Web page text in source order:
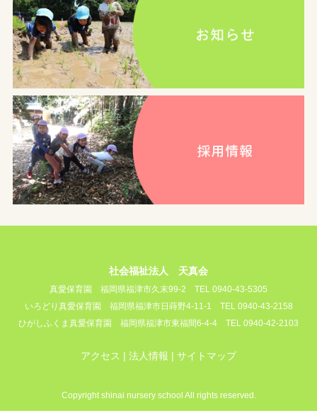
社会福祉法人 天真会
真愛保育園 福岡県福津市久末99-2
TEL 0940-43-5305
いろどり真愛保育園 福岡県福津市日蒔野4-11-1
TEL 0940-43-2158
ひがしふくま真愛保育園 福岡県福津市東福間6-4-4 TEL 0940-42-2103
アクセス 法人情報 サイトマップ
Copyright shinai nursery school All rights reserved.